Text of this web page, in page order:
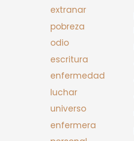
extranar
pobreza
odio
escritura
enfermedad
luchar
universo
enfermera